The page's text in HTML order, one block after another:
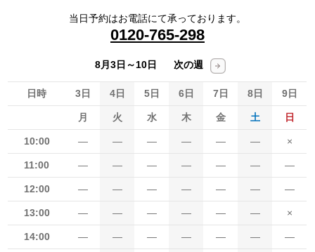
当日予約はお電話にて承っております。
0120-765-298
8月3日～10日 次の週
日時 3日 4日 5日 6日 7日 8日 9日
月 火 水 木 金 土 日
10:00 ― ― ― ― ― ― ×
11:00 ― ― ― ― ― ― ―
12:00 ― ― ― ― ― ― ―
13:00 ― ― ― ― ― ― ×
14:00 ― ― ― ― ― ― ―